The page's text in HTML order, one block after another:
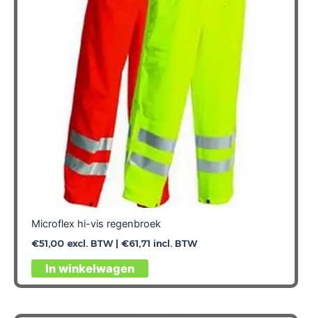
gekozen
worden
op
de
productpagina
Microflex hi-vis regenbroek
€51,00excl. BTW | €61,71 incl. BTW
In winkelwagen
Dit
product
meerdere